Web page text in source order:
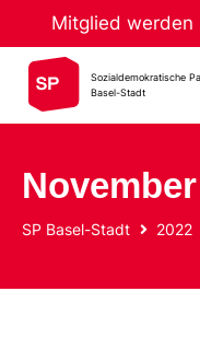
Mitglied werden
Sozialdemokratische
Basel-Stadt
SP Basel-Stadt 2022